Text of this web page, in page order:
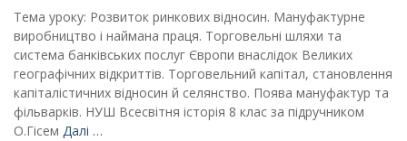
Тема уроку: Розвиток ринкових відносин. Мануфактурне
виробництво і наймана праця. Торговельні шляхи та
система банківських послуг Європи внаслідок Великих
географічних відкриттів. Торговельний капітал, становлення
капіталістичних відносин й селянство. Поява мануфактур та
фільварків. НУШ Всесвітня історія 8 клас за підручником
О.Гісем Далі …